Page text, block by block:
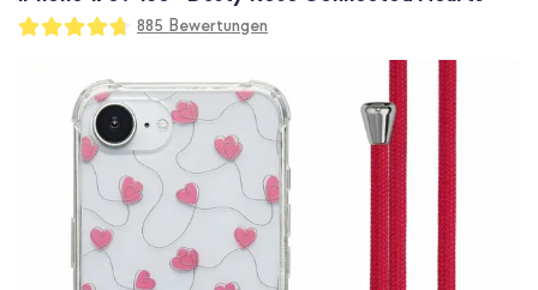
Bewertung:
94
100
885 Bewertungen
Bildgalerie
springen